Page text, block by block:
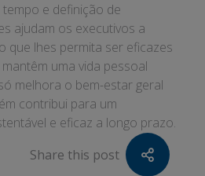
e definição de
ajudam os executivos a
que lhes permita ser eficazes
uma vida pessoal
melhora o bem-estar geral
contribui para um
e eficaz a longo prazo.
Share this post